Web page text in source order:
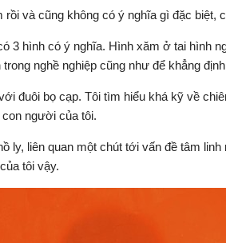
và cũng không có ý nghĩa gì đặc biệt,
3 hình có ý nghĩa. Hình xăm ở tai hình
nghề nghiệp cũng như để khẳng
đuôi bọ cạp. Tôi tìm hiểu khá kỹ về
người của tôi.
ly, liên quan một chút tới vấn đề tâm linh
tôi vậy.